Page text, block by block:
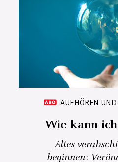
AUFHÖREN
Wie kann
Altes
beginnen: